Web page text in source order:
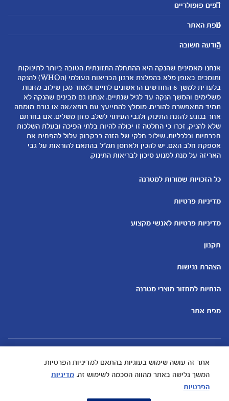
דפים פופולריים
מטרנה לשירותכם
היועצות שלנו
שאלות נפוצות
אודות
لموقع متيرنا باللغة العربية
מועדון מטרנה
רכישת מוצרים
המוצרים שלנו
קופונים
מפת האתר
אבני דרך
לקראת הריון
0-6 חודשים
6-12 חודשים
12-24 חודשים
נושאים
שמות לתינוקות
התפתחות התינוק
תזונת תינוקות
טיפול בתינוק
הנקה
להיות הורים
מחשבון ביוץ
מחשבון שמות
מחשבון צבע עיניים
הודעה חשובה
אנחנו מאמינים שהנקה היא ההתחלה התזונתית הטובה ביותר לתינוקות
ותומכים באופן מלא בהמלצת ארגון הבריאות העולמי (הWHO) להנקה
בלעדית למשך 6 החודשים הראשונים לחיים ולאחר מכן שילוב מזונות
משלימים והמשך הנקה עד לגיל שנתיים. אנחנו גם מבינים שהנקה לא
תמיד מתאפשרת להורים. מומלץ להתייעץ עם רופא/אה או גורם מומחה
אחר בנוגע להזנת התינוק ולגבי העיתוי לשלב מזון משלים. אם בחרתם
שלא להניק, זכרו כי החלטה זו יכולה להיות בלתי הפיכה ובעלת השלכות
חברתיות וכלכליות. שילוב חלקי של הזנה בבקבוק עלול להפחית את
אספקת חלב האם. יש להכין ולאחסן תמ"ל בהתאם להוראות על גבי
האריזה על מנת למנוע סיכון לבריאות התינוק.
כל הזכויות שמורות למטרנה
מדיניות פרטיות
מדיניות פרטיות לאנשי מקצוע
תקנון
הצהרת נגישות
הנחיות למחזור מוצרי מטרנה
מפת אתר
אתר זה עושה שימוש בעוגיות בהתאם למדיניות הפרטיות.
המשך גלישה באתר מהווה הסכמה לשימוש זה. מדיניות
הפרטיות